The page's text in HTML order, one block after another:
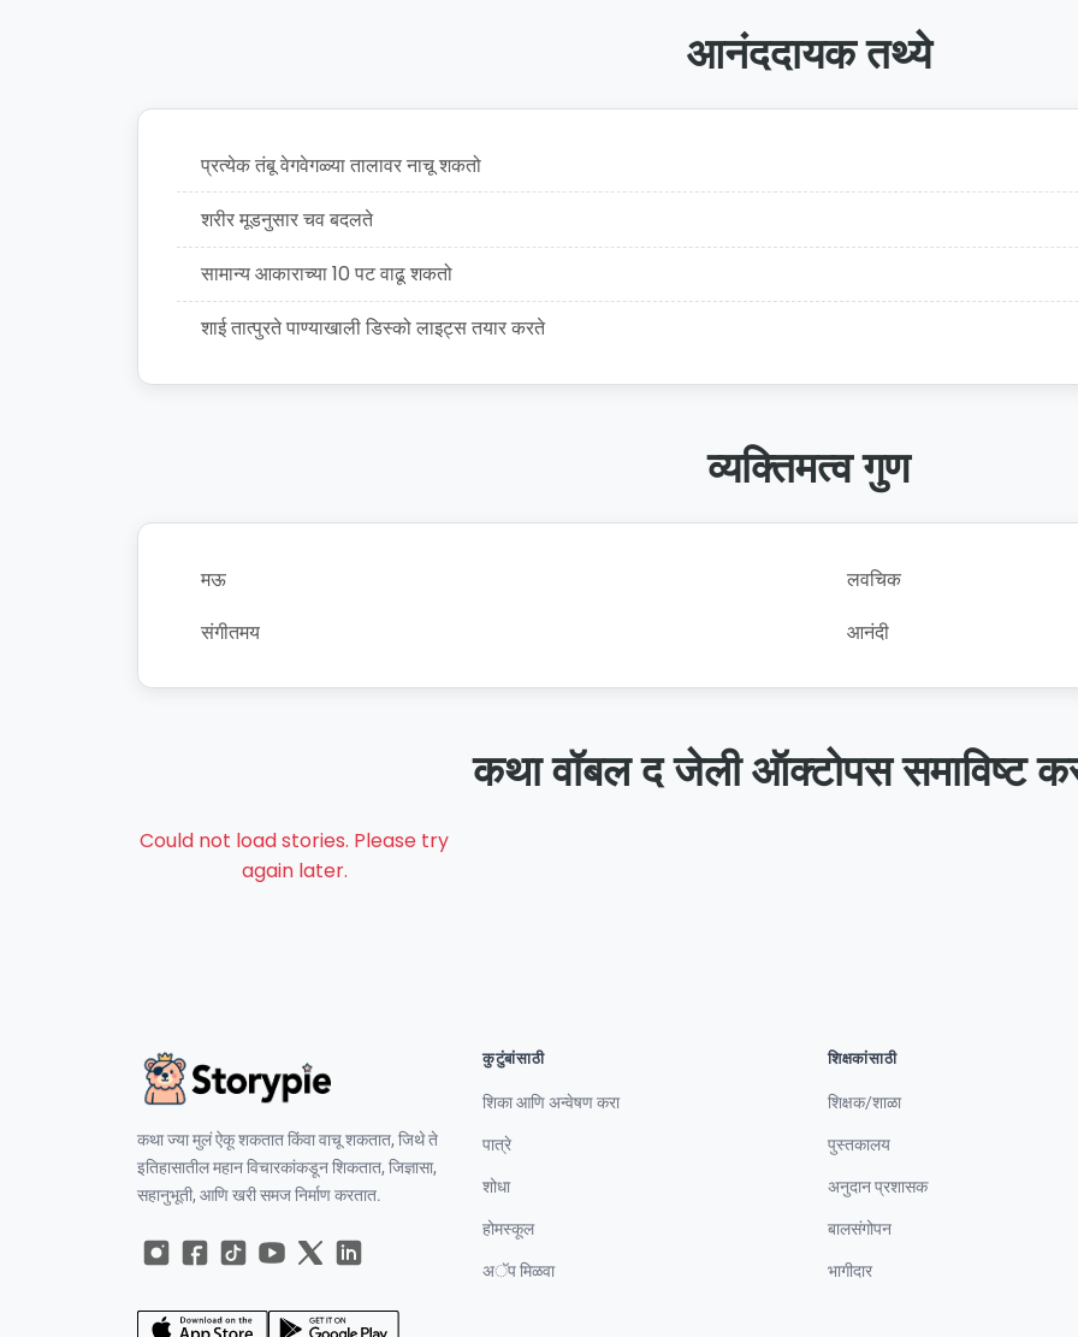
आनंददायक तथ्ये
प्रत्येक तंबू वेगवेगळ्या तालावर नाचू शकतो
शरीर मूडनुसार चव बदलते
सामान्य आकाराच्या 10 पट वाढू शकतो
शाई तात्पुरते पाण्याखाली डिस्को लाइट्स तयार करते
व्यक्तिमत्व गुण
मऊ
संगीतमय
लवचिक
आनंदी
कथा वॉबल द जेली ऑक्टोपस समाविष्ट
Could not load stories. Please try
again later.
कथा ज्या मुलं ऐकू शकतात किंवा वाचू शकतात, जिथे ते
इतिहासातील महान विचारकांकडून शिकतात, जिज्ञासा,
सहानुभूती, आणि खरी समज निर्माण करतात.
कुटुंबांसाठी
शिका आणि अन्वेषण करा
पात्रे
शोधा
होमस्कूल
अॅप मिळवा
शिक्षकांसाठी
शिक्षक/शाळा
पुस्तकालय
अनुदान प्रशासक
बालसंगोपन
भागीदार